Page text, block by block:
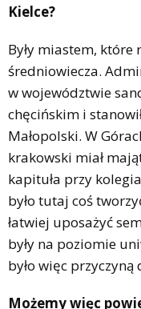
Kielce?
Były miastem, które
średniowiecza.
w województwie
chęcińskim i
Małopolski. W
krakowski miał
kapituła przy
było tutaj coś
łatwiej uposażyć
były na poziomie
było więc
Możemy więc